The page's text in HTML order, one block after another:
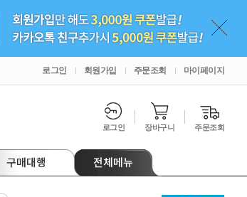
로그인 회원가입 주문조회 마이페이지
주문조회
장바구니
로그인
구매대행 전체메뉴